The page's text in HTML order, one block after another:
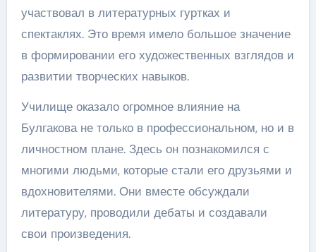
участвовал в литературных гуртках и
спектаклях. Это время имело большое значение
в формировании его художественных взглядов и
развитии творческих навыков.
Училище оказало огромное влияние на
Булгакова не только в профессиональном, но и в
личностном плане. Здесь он познакомился с
многими людьми, которые стали его друзьями и
вдохновителями. Они вместе обсуждали
литературу, проводили дебаты и создавали
свои произведения.